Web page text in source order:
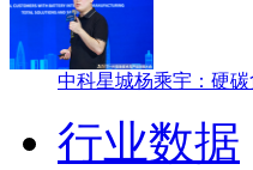
中科星城杨乘宇：硬
行业数据